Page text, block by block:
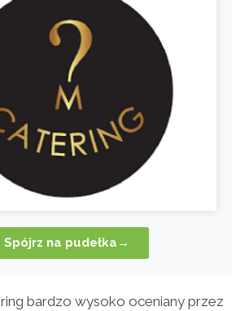
Spójrz na pudełka→
bardzo wysoko oceniany przez